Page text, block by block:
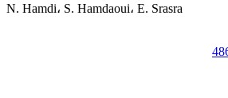
N. Hamdi، S. Hamdaoui، E. Srasra